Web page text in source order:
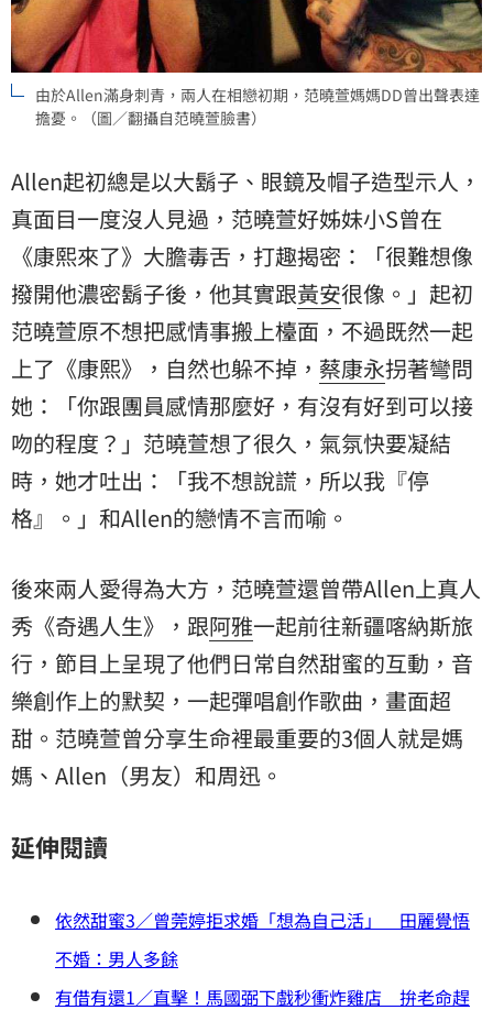
由於Allen滿身刺青，兩人在相戀初期，范曉萱媽媽DD曾出聲表達
擔憂。（圖／翻攝自范曉萱臉書）
Allen起初總是以大鬍子、眼鏡及帽子造型示人，
真面目一度沒人見過，范曉萱好姊妹小S曾在
《康熙來了》大膽毒舌，打趣揭密：「很難想像
撥開他濃密鬍子後，他其實跟黃安很像。」起初
范曉萱原不想把感情事搬上檯面，不過既然一起
上了《康熙》，自然也躲不掉， 蔡康永拐著彎問
她：「你跟團員感情那麼好，有沒有好到可以接
吻的程度？」范曉萱想了很久，氣氛快要凝結
時，她才吐出：「我不想說謊，所以我『停
格』。」和Allen的戀情不言而喻。
後來兩人愛得為大方，范曉萱還曾帶Allen上真人
秀《奇遇人生》，跟阿雅一起前往新疆喀納斯旅
行，節目上呈現了他們日常自然甜蜜的互動，音
樂創作上的默契，一起彈唱創作歌曲，畫面超
甜。范曉萱曾分享生命裡最重要的3個人就是媽
媽、Allen（男友）和周迅。
延伸閱讀
依然甜蜜3／曾莞婷拒求婚「想為自己活」 田麗覺悟
不婚：男人多餘
有借有還1／直擊！馬國弼下戲秒衝炸雞店 拚老命趕